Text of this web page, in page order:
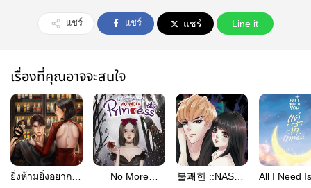
แชร์ แชร์ แชร์ Line it
เรื่องที่คุณอาจจะสนใจ
ยิ่งห้ามยิ่งอยากรัก
No More
불쾌한 ::NASTY
All I Need